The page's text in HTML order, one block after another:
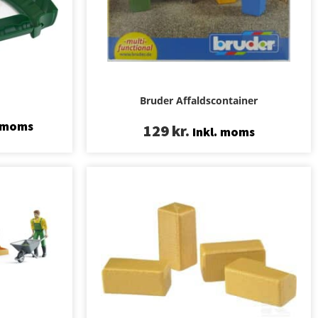
Bruder Affaldscontainer
129kr. Inkl. moms